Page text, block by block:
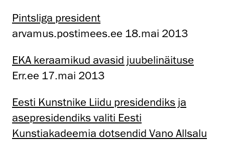
Pintsliga president
arvamus.postimees.ee 18.mai 2013
EKA keraamikud avasid juubelinäituse
Err.ee 17.mai 2013
Eesti Kunstnike Liidu presidendiks ja
asepresidendiks valiti Eesti
Kunstiakadeemia dotsendid Vano Allsalu